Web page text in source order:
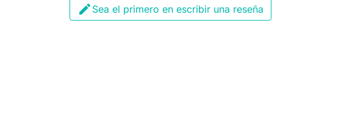
 Sea el primero en escribir una reseña